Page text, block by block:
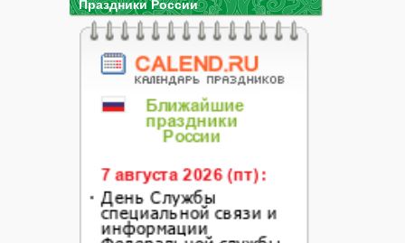
Праздники России